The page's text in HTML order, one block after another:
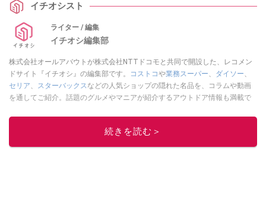
でのお食事の際はぜひ参考にしてみてください。
イチオシスト
ライター / 編集
イチオシ編集部
株式会社オールアバウトが株式会社NTTドコモと共同で開設した、レコメン
ドサイト『イチオシ』の編集部です。
コストコや業務スーパー ダイソー
セリア
スターバックス などの人気ショップの隠れた名品を、コラムや動画
を通してご紹介。話題のグルメやマニアが紹介するアウトドア情報も満載で
レビューしています。毎日トレンド情報をお届けしているので、ぜひ
してください！続きを読む＞